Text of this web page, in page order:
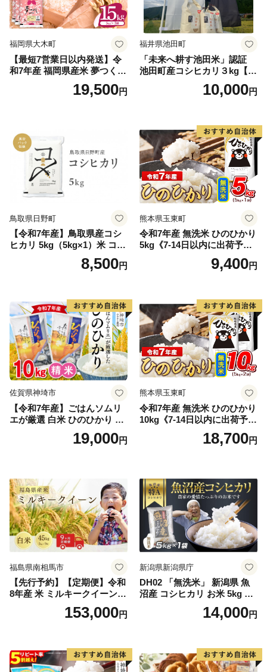
福岡県大木町
【最短7営業日以内発送】令
和7年産 福岡県産米 夢つくし
15kg 精米 ※北海道・沖縄・
19,500円
福井県池田町
「未来へ耕す池田米」認証
池田町産コシヒカリ３kg【お
1人様につき３セットまで】
10,000円
鳥取県日野町
【令和7年産】鳥取県産コシ
ヒカリ 5kg（5kg×1）米 コシ
ヒカリ こしひかり お米 白米
精米 5キロ おこめ こめ コメ
野町産 Elevation
8,500円
熊本県玉東町
令和7年産 無洗米 ひのひかり
5kg《7-14日以内に出荷予定
(土日祝除く)》コメ 米 無洗米
高レビュー｜人気米 熊本県
9,400円
佐賀県神埼市
【令和7年産】ごはんソムリ
エが厳選 白米 ひのひかり 10
米 10kg 5kg×2 ひのひかり ブ
19,000円
熊本県玉東町
令和7年産 無洗米 ひのひかり
10kg《7-14日以内に出荷予定
(土日祝除く)》コメ 米 無洗米
令和7年産 高レビュー｜人気
18,700円
福島県南相馬市
【先行予約】【定期便】令和
8年産 米 ミルキークイーン
白米 45kg (5kg×9回) | ミルキ
ークイーン 米5kg 福島 福島
福島県 南相馬市 cu006-ae
153,000円
新潟県新潟県庁
DH02 「無洗米」 新潟県 魚
沼産 コシヒカリ お米 5kg こ
しひかり 精米 米（お米の美
味しい炊き方ガイド付き）
14,000円